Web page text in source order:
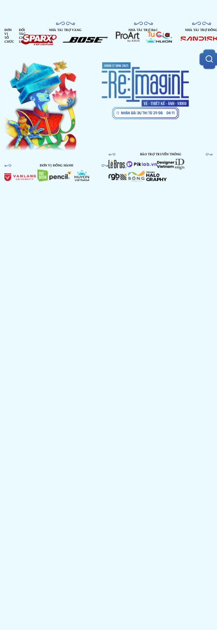
ĐƠN
VỊ
TỔ
CHỨC
ĐỐI
TÁC
CHIẾN
LƯỢC
NHÀ TÀI TRỢ VÀNG NHÀ TÀI TRỢ BẠC NHÀ TÀI TRỢ ĐỒNG
ĐƠN VỊ ĐỒNG HÀNH
BẢO TRỢ TRUYỀN THÔNG